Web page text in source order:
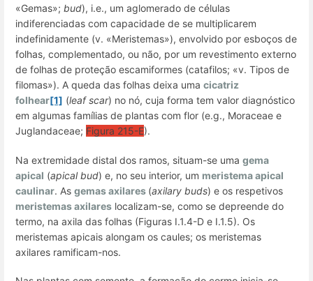
«Gemas»; bud), i.e., um aglomerado de células
indiferenciadas com capacidade de se multiplicarem
indefinidamente (v. «Meristemas»), envolvido por esboços de
folhas, complementado, ou não, por um revestimento externo
de folhas de proteção escamiformes (catafilos; «v. Tipos de
filomas»). A queda das folhas deixa uma cicatriz
folhear[1] (leaf scar) no nó, cuja forma tem valor diagnóstico
em algumas famílias de plantas com flor (e.g., Moraceae e
Juglandaceae; Figura 215-E).
Na extremidade distal dos ramos, situam-se uma gema
apical (apical bud) e, no seu interior, um meristema apical
caulinar. As gemas axilares (axilary buds) e os respetivos
meristemas axilares localizam-se, como se depreende do
termo, na axila das folhas (Figuras I.1.4-D e I.1.5). Os
meristemas apicais alongam os caules; os meristemas
axilares ramificam-nos.